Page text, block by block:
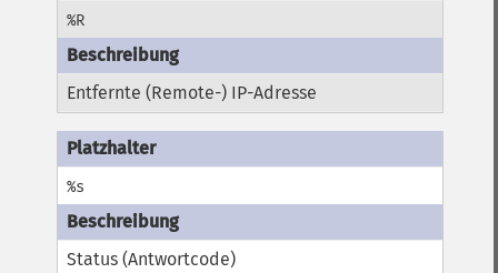
%R
Entfernte (Remote-) IP-Adresse
%s
Status (Antwortcode)